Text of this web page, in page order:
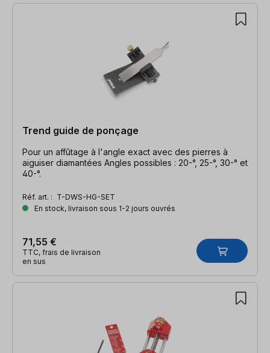
Trend guide de ponçage
Pour un affûtage à l'angle exact avec des pierres à
aiguiser diamantées Angles possibles : 20-°, 25-°, 30-° et
40-°.
Réf. art. : T-DWS-HG-SET
En stock, livraison sous 1-2 jours ouvrés
71,55 €
TTC, frais de livraison
en sus